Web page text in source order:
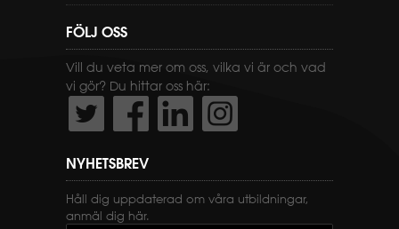
FÖLJ OSS
Vill du veta mer om oss, vilka vi är och vad
vi gör? Du hittar oss här:
NYHETSBREV
Håll dig uppdaterad om våra utbildningar,
anmäl dig här.